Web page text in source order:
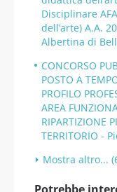
Disciplinare
dell’arte) A.A.
Albertina di
CONCORSO
POSTO A
PROFILO
AREA
RIPARTIZIONE
TERRITORIO -
Mostra altro...